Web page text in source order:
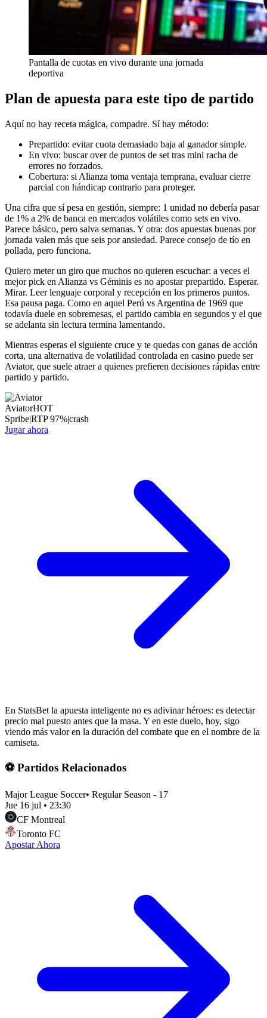
Pantalla de cuotas en vivo durante una jornada
deportiva
Plan de apuesta para este tipo de partido
Aquí no hay receta mágica, compadre. Sí hay método:
Prepartido: evitar cuota demasiado baja al ganador simple.
En vivo: buscar over de puntos de set tras mini racha de
errores no forzados.
Cobertura: si Alianza toma ventaja temprana, evaluar cierre
parcial con hándicap contrario para proteger.
Una cifra que sí pesa en gestión, siempre: 1 unidad no debería pasar
de 1% a 2% de banca en mercados volátiles como sets en vivo.
Parece básico, pero salva semanas. Y otra: dos apuestas buenas por
jornada valen más que seis por ansiedad. Parece consejo de tío en
pollada, pero funciona.
Quiero meter un giro que muchos no quieren escuchar: a veces el
mejor pick en Alianza vs Géminis es no apostar prepartido. Esperar.
Mirar. Leer lenguaje corporal y recepción en los primeros puntos.
Esa pausa paga. Como en aquel Perú vs Argentina de 1969 que
todavía duele en sobremesas, el partido cambia en segundos y el que
se adelanta sin lectura termina lamentando.
Mientras esperas el siguiente cruce y te quedas con ganas de acción
corta, una alternativa de volatilidad controlada en casino puede ser
Aviator, que suele atraer a quienes prefieren decisiones rápidas entre
partido y partido.
AviatorHOT
Spribe|RTP97%|crash
Jugar ahora
En StatsBet la apuesta inteligente no es adivinar héroes: es detectar
precio mal puesto antes que la masa. Y en este duelo, hoy, sigo
viendo más valor en la duración del combate que en el nombre de la
camiseta.
⚽ Partidos Relacionados
Major League Soccer• Regular Season - 17
Jue 16 jul • 23:30
CF Montreal
Toronto FC
Apostar Ahora